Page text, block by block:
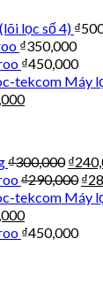
lọc số 4) ₫
₫350,000
₫450,000
Máy
₫300,000 ₫
₫290,000 ₫
Máy
₫450,000